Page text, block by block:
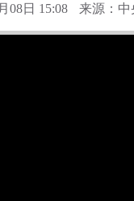
08日 15:08 来源：中